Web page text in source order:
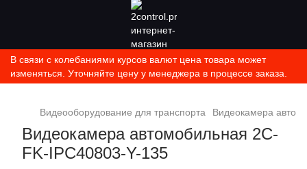
В связи с колебаниями курсов валют цена товара может
изменяться. Уточняйте цену у менеджера в процессе заказа.
Видеооборудование для транспорта Видеокамера
Видеокамера автомобильная 2C-
FK-IPC40803-Y-135